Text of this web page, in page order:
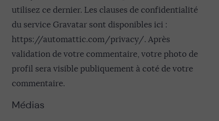
utilisez ce dernier. Les clauses de confidentialité
du service Gravatar sont disponibles ici :
https://automattic.com/privacy/. Après
validation de votre commentaire, votre photo de
profil sera visible publiquement à coté de votre
commentaire.
Médias